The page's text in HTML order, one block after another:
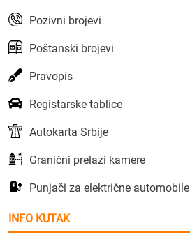
Pozivni brojevi
Poštanski brojevi
Pravopis
Registarske tablice
Autokarta Srbije
Granični prelazi kamere
Punjači za električne automobile
INFO KUTAK